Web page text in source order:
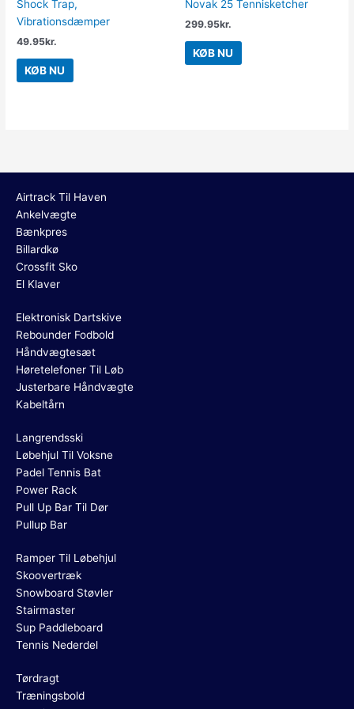
Shock Trap,
Vibrationsdæmper
49.95kr.
KØB NU
Novak 25 Tennisketcher
299.95kr.
KØB NU
Airtrack Til Haven
Ankelvægte
Bænkpres
Billardkø
Crossfit Sko
El Klaver
Elektronisk Dartskive
Rebounder Fodbold
Håndvægtesæt
Høretelefoner Til Løb
Justerbare Håndvægte
Kabeltårn
Langrendsski
Løbehjul Til Voksne
Padel Tennis Bat
Power Rack
Pull Up Bar Til Dør
Pullup Bar
Ramper Til Løbehjul
Skoovertræk
Snowboard Støvler
Stairmaster
Sup Paddleboard
Tennis Nederdel
Tørdragt
Træningsbold